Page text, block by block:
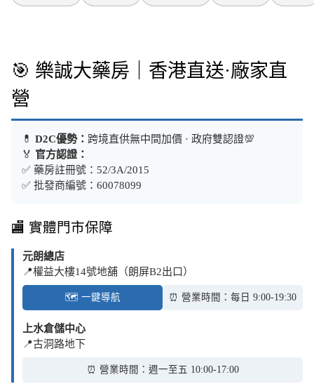
🎯 樂誠大藥房｜香港直送·廠家直
營
💊 D2C優勢： 跨境直供無中間加價 · 政府雙認證💯
🏅 官方認證：
✅ 藥房註冊號：52/3A/2015
✅ 批發商編號：60078099
🏬 實體門市保障
元朗總店
📍權益大樓14號地舖（朗屏B2出口）
🗺️ 一鍵導航 ⏰ 營業時間：每日 9:00-19:30
上水倉儲中心
📍古洞路地下
⏰ 營業時間：週一至五 10:00-17:00